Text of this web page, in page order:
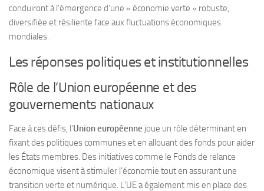
conduiront à l’émergence d’une « économie verte » robuste,
diversifiée et résiliente face aux fluctuations économiques
mondiales.
Les réponses politiques et institutionnelles
Rôle de l’Union européenne et des
gouvernements nationaux
Face à ces défis, l’Union européenne joue un rôle déterminant en
fixant des politiques communes et en allouant des fonds pour aider
les États membres. Des initiatives comme le Fonds de relance
économique visent à stimuler l’économie tout en assurant une
transition verte et numérique. L’UE a également mis en place des